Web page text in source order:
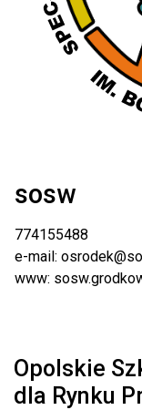
sosw
774155488
e-mail:
www:
Opolskie
dla Rynku